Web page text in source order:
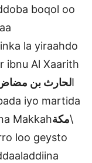
boqol oo
la yiraahdo
ibnu Al Xaarith
Al Jurahmiyyiالحارث بن مضاض
iyo martida
Makkahمكة\
loo geysto